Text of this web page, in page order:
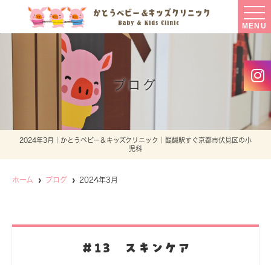
MENU
ブログ
2024年3月｜かとうベビー＆キッズクリニック｜醍醐駅すぐ京都市伏見区の小
児科
ホーム ブログ 2024年3月
＃13 スキンケア